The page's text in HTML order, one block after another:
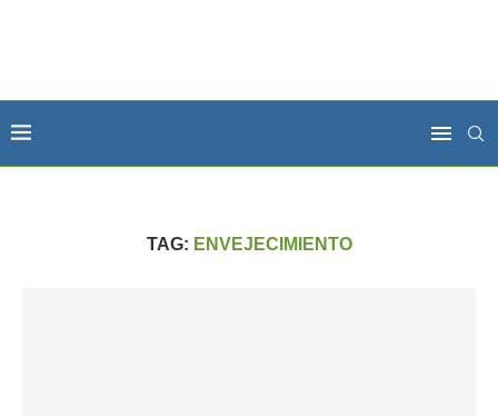
TAG: ENVEJECIMIENTO